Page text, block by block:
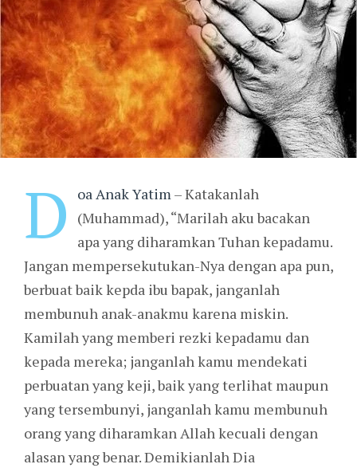
D oa Anak Yatim– Katakanlah
(Muhammad), “Marilah aku bacakan
apa yang diharamkan Tuhan kepadamu.
Jangan mempersekutukan-Nya dengan apa pun,
berbuat baik kepda ibu bapak, janganlah
membunuh anak-anakmu karena miskin.
Kamilah yang memberi rezki kepadamu dan
kepada mereka; janganlah kamu mendekati
perbuatan yang keji, baik yang terlihat maupun
yang tersembunyi, janganlah kamu membunuh
orang yang diharamkan Allah kecuali dengan
alasan yang benar. Demikianlah Dia